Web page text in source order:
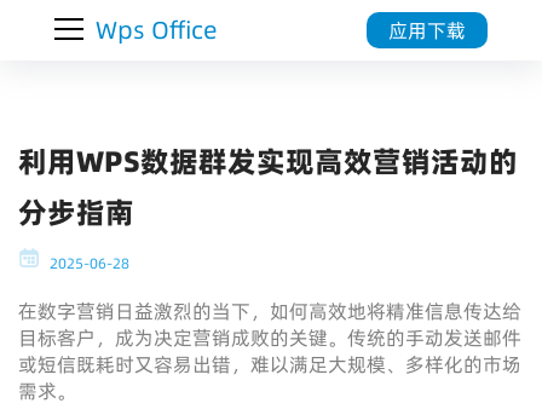
Wps Office 应用下载
利用WPS数据群发实现高效营销活动的
分步指南
2025-06-28
在数字营销日益激烈的当下，如何高效地将精准信息传达给
目标客户，成为决定营销成败的关键。传统的手动发送邮件
或短信既耗时又容易出错，难以满足大规模、多样化的市场
需求。